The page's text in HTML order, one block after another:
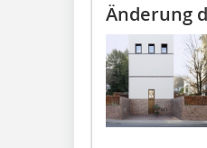
Änderung